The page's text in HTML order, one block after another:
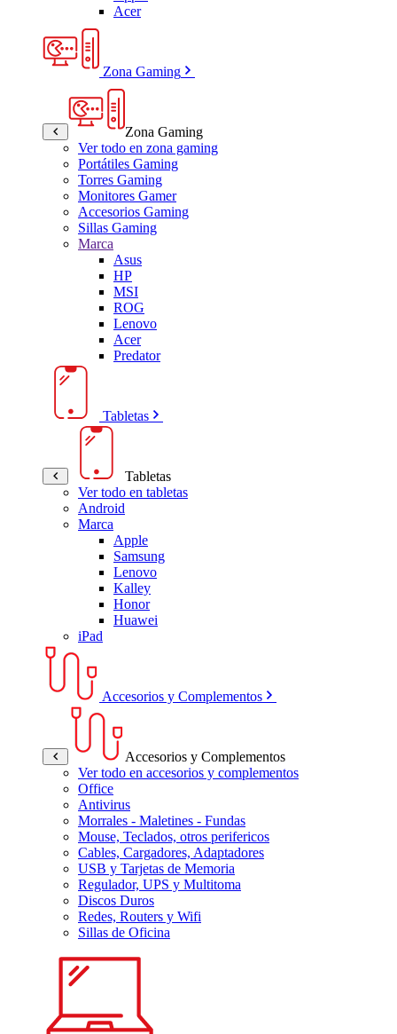
Acer
Zona Gaming
Zona Gaming
Ver todo en zona gaming
Portátiles Gaming
Torres Gaming
Monitores Gamer
Accesorios Gaming
Sillas Gaming
Marca
Asus
HP
MSI
ROG
Lenovo
Acer
Predator
Tabletas
Tabletas
Ver todo en tabletas
Android
Marca
Apple
Samsung
Lenovo
Kalley
Honor
Huawei
iPad
Accesorios y Complementos
Accesorios y Complementos
Ver todo en accesorios y complementos
Office
Antivirus
Morrales - Maletines - Fundas
Mouse, Teclados, otros perifericos
Cables, Cargadores, Adaptadores
USB y Tarjetas de Memoria
Regulador, UPS y Multitoma
Discos Duros
Redes, Routers y Wifi
Sillas de Oficina